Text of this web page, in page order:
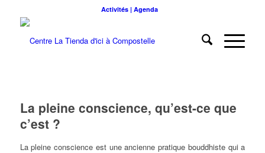
Activités | Agenda
La pleine conscience, qu’est-ce que
c’est ?
Lapleine conscience est une ancienne pratique bouddhiste qui a